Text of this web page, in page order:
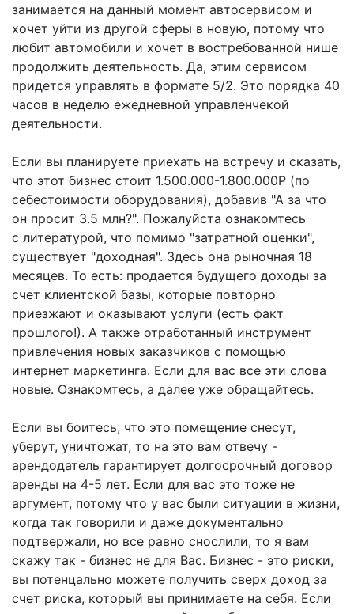
занимается на данный момент автосервисом и
хочет уйти из другой сферы в новую, потому что
любит автомобили и хочет в востребованной нише
продолжить деятельность. Да, этим сервисом
придется управлять в формате 5/2. Это порядка 40
часов в неделю ежедневной управленчекой
деятельности.
Если вы планируете приехать на встречу и сказать,
что этот бизнес стоит 1.500.000-1.800.000Р (по
себестоимости оборудования), добавив "А за что
он просит 3.5 млн?". Пожалуйста ознакомтесь
с литературой, что помимо "затратной оценки",
существует "доходная". Здесь она рыночная 18
месяцев. То есть: продается будущего доходы за
счет клиентской базы, которые повторно
приезжают и оказывают услуги (есть факт
прошлого!). А также отработанный инструмент
привлечения новых заказчиков с помощью
интернет маркетинга. Если для вас все эти слова
новые. Ознакомтесь, а далее уже обращайтесь.
Если вы боитесь, что это помещение снесут,
уберут, уничтожат, то на это вам отвечу -
арендодатель гарантирует долгосрочный договор
аренды на 4-5 лет. Если для вас это тоже не
аргумент, потому что у вас были ситуации в жизни,
когда так говорили и даже документально
подтвержали, но все равно снослили, то я вам
скажу так - бизнес не для Вас. Бизнес - это риски,
вы потенцально можете получить сверх доход за
счет риска, который вы принимаете на себя. Если